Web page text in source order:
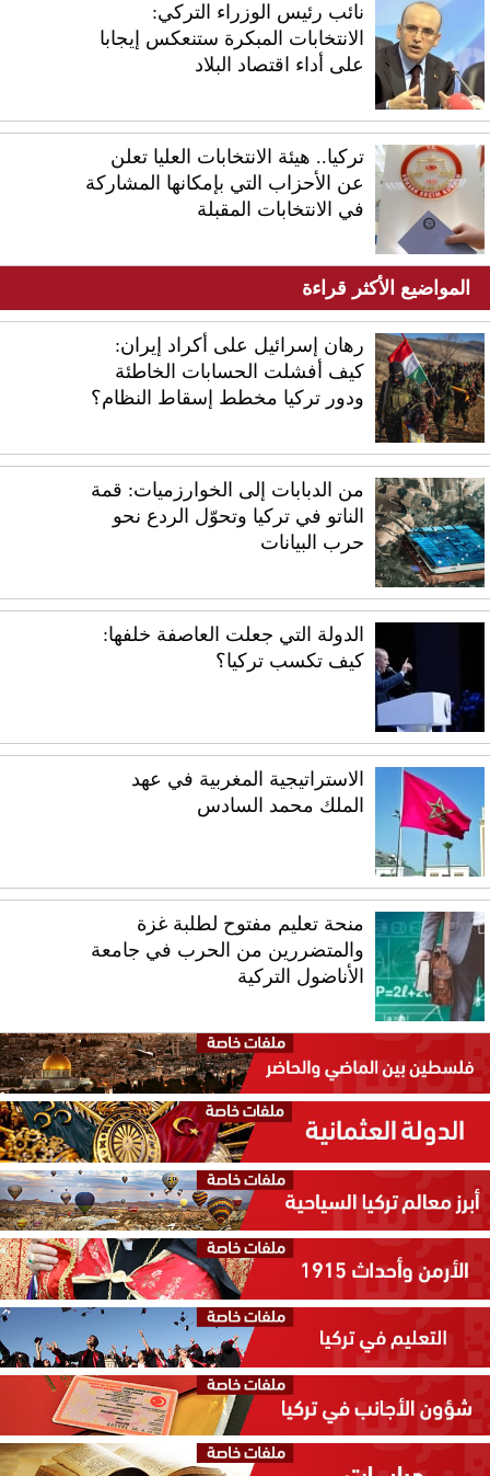
نائب رئيس الوزراء التركي:
الانتخابات المبكرة ستنعكس إيجابا
على أداء اقتصاد البلاد
تركيا.. هيئة الانتخابات العليا تعلن
عن الأحزاب التي بإمكانها المشاركة
في الانتخابات المقبلة
المواضيع الأكثر قراءة
رهان إسرائيل على أكراد إيران:
كيف أفشلت الحسابات الخاطئة
ودور تركيا مخطط إسقاط النظام؟
من الدبابات إلى الخوارزميات: قمة
الناتو في تركيا وتحوّل الردع نحو
حرب البيانات
الدولة التي جعلت العاصفة خلفها:
كيف تكسب تركيا؟
الاستراتيجية المغربية في عهد
الملك محمد السادس
منحة تعليم مفتوح لطلبة غزة
والمتضررين من الحرب في جامعة
الأناضول التركية